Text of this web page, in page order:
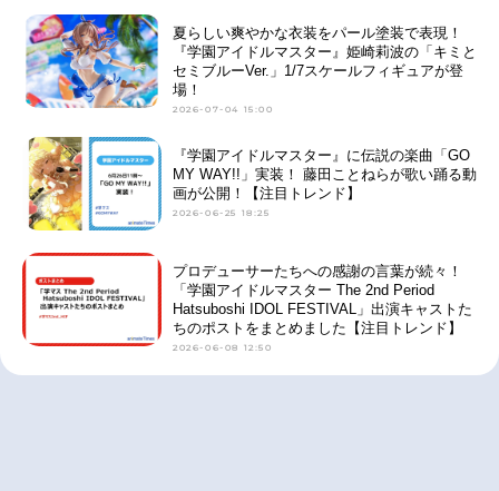
夏らしい爽やかな衣装をパール塗装で表現！
『学園アイドルマスター』姫崎莉波の「キミと
セミブルーVer.」1/7スケールフィギュアが登
場！
2026-07-04 15:00
『学園アイドルマスター』に伝説の楽曲「GO
MY WAY!!」実装！ 藤田ことねらが歌い踊る動
画が公開！【注目トレンド】
2026-06-25 18:25
プロデューサーたちへの感謝の言葉が続々！
「学園アイドルマスター The 2nd Period
Hatsuboshi IDOL FESTIVAL」出演キャストた
ちのポストをまとめました【注目トレンド】
2026-06-08 12:50